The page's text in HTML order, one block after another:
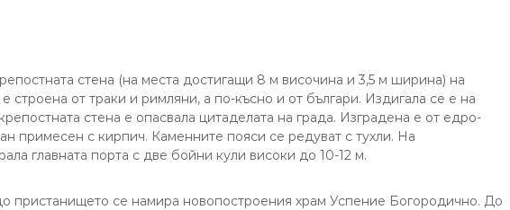
стена (на места достигащи 8 м височина и 3,5 м ширина) на
строена от траки и римляни, а по-късно и от българи. Издигала се е на
стена е опасвала цитаделата на града. Изградена е от едро-
примесен с кирпич. Каменните пояси се редуват с тухли. На
главната порта с две бойни кули високи до 10-12 м.
пристанището се намира новопостроения храм Успение Богородично. До